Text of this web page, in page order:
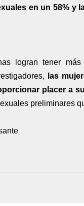
en un 58% y
logran tener
las
placer a
preliminares